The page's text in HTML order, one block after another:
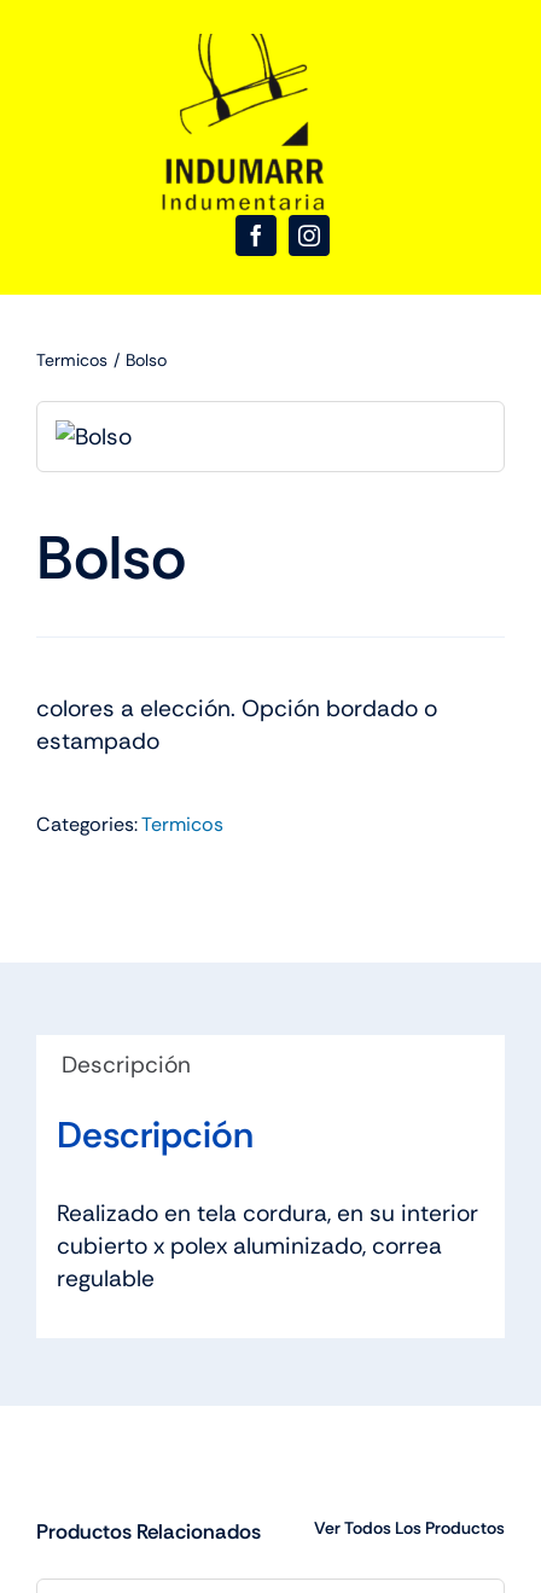
Termicos Bolso
Bolso
colores a elección. Opción bordado o
estampado
Categories:Termicos
Descripción
Descripción
Realizado en tela cordura, en su interior
cubierto x polex aluminizado, correa
regulable
Productos Relacionados Ver Todos Los Productos